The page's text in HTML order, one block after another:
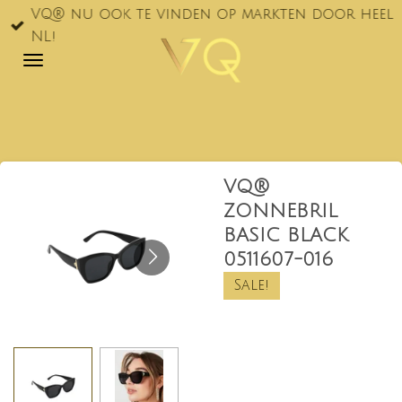
Ga
direct
naar
VQ® nu ook te vinden op markten door heel
NL!
VQ®
ZONNEBRIL
BASIC BLACK
0511607-016
Sale!